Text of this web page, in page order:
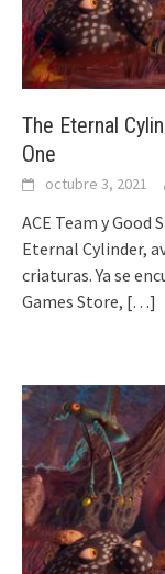
The Eternal
One
octubre 3, 2021
ACE Team y
Eternal Cylinder,
criaturas. Ya se
Games Store, […]